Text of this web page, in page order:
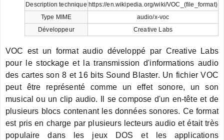
Description technique https://en.wikipedia.org/wiki/VOC_(file_format)
Type MIME
audio/x-voc
Développeur
Creative Labs
VOC est un format audio développé par Creative Labs
pour le stockage et la transmission d'informations audio
des cartes son 8 et 16 bits Sound Blaster. Un fichier VOC
peut être représenté comme un effet sonore, un son
musical ou un clip audio. Il se compose d'un en-tête et de
plusieurs blocs contenant les données sonores. Ce format
est pris en charge par plusieurs lecteurs audio et était très
populaire dans les jeux DOS et les applications